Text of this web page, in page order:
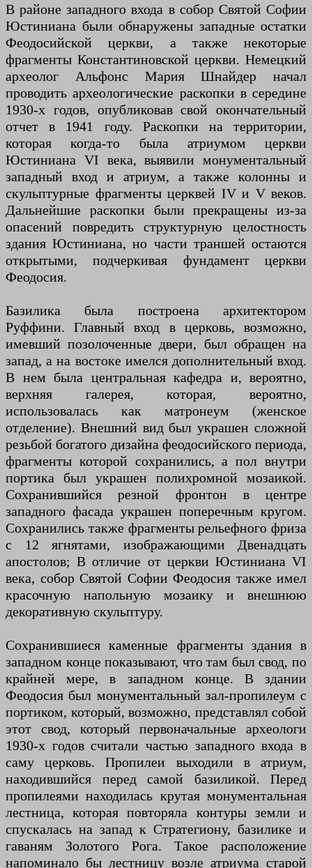
В районе западного входа в собор Святой Софии
Юстиниана были обнаружены западные остатки
Феодосийской церкви, а также некоторые
фрагменты Константиновской церкви. Немецкий
археолог Альфонс Мария Шнайдер начал
проводить археологические раскопки в середине
1930-х годов, опубликовав свой окончательный
отчет в 1941 году. Раскопки на территории,
которая когда-то была атриумом церкви
Юстиниана VI века, выявили монументальный
западный вход и атриум, а также колонны и
скульптурные фрагменты церквей IV и V веков.
Дальнейшие раскопки были прекращены из-за
опасений повредить структурную целостность
здания Юстиниана, но части траншей остаются
открытыми, подчеркивая фундамент церкви
Феодосия.
Базилика была построена архитектором
Руффини. Главный вход в церковь, возможно,
имевший позолоченные двери, был обращен на
запад, а на востоке имелся дополнительный вход.
В нем была центральная кафедра и, вероятно,
верхняя галерея, которая, вероятно,
использовалась как матронеум (женское
отделение). Внешний вид был украшен сложной
резьбой богатого дизайна феодосийского периода,
фрагменты которой сохранились, а пол внутри
портика был украшен полихромной мозаикой.
Сохранившийся резной фронтон в центре
западного фасада украшен поперечным кругом.
Сохранились также фрагменты рельефного фриза
с 12 ягнятами, изображающими Двенадцать
апостолов; В отличие от церкви Юстиниана VI
века, собор Святой Софии Феодосия также имел
красочную напольную мозаику и внешнюю
декоративную скульптуру.
Сохранившиеся каменные фрагменты здания в
западном конце показывают, что там был свод, по
крайней мере, в западном конце. В здании
Феодосия был монументальный зал-пропилеум с
портиком, который, возможно, представлял собой
этот свод, который первоначальные археологи
1930-х годов считали частью западного входа в
саму церковь. Пропилеи выходили в атриум,
находившийся перед самой базиликой. Перед
пропилеями находилась крутая монументальная
лестница, которая повторяла контуры земли и
спускалась на запад к Стратегиону, базилике и
гаваням Золотого Рога. Такое расположение
напоминало бы лестницу возле атриума старой